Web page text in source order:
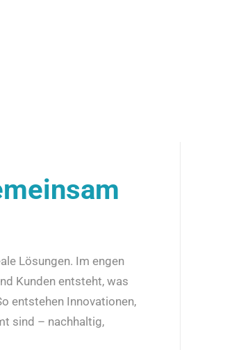
Lösungen. Im engen
Kunden entsteht, was
entstehen Innovationen,
sind – nachhaltig,